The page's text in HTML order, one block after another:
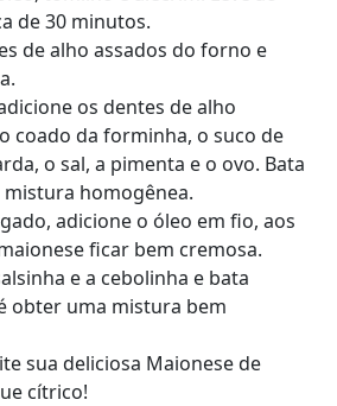
de 30 minutos.
de alho assados do forno e
os dentes de alho
coado da forminha, o suco de
o sal, a pimenta e o ovo. Bata
homogênea.
adicione o óleo em fio, aos
ficar bem cremosa.
e a cebolinha e bata
obter uma mistura bem
sua deliciosa Maionese de
cítrico!